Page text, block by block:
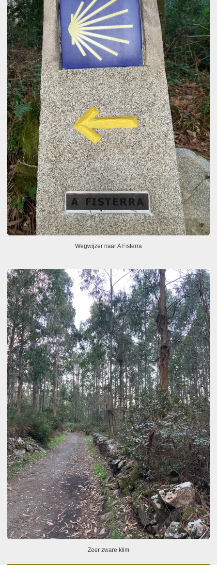
Wegwijzer naar A Fisterra
Zeer zware klim